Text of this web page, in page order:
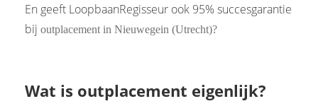
En geeft LoopbaanRegisseur ook 95% succesgarantie
bij outplacement in Nieuwegein (Utrecht)?
Wat is outplacement eigenlijk?